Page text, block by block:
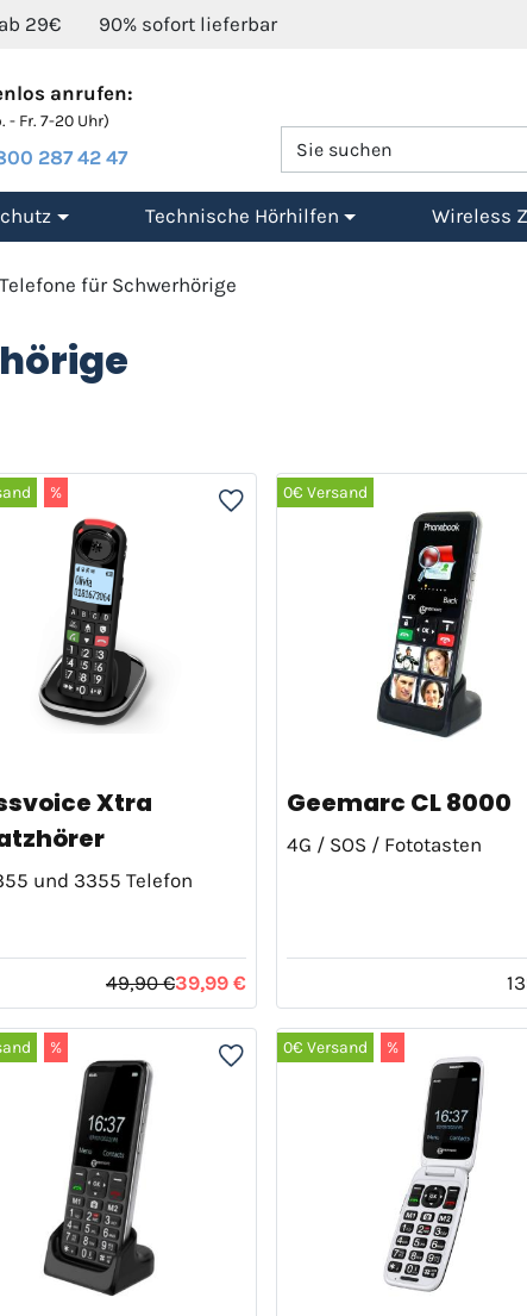
29€ 90% sofort lieferbar
anrufen:
- Fr. 7-20 Uhr)
287 42 47
Technische Hörhilfen Wireless
Telefone für Schwerhörige
%
Xtra
und 3355 Telefon
49,90 €39,99 €
0€ Versand
Geemarc CL 8000
4G / SOS / Fototasten
% 0€ Versand %